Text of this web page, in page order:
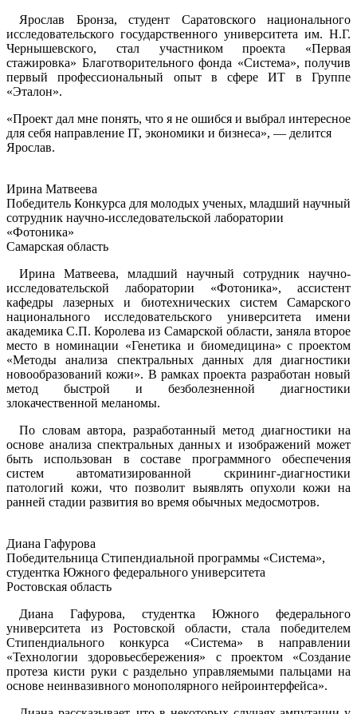
Ярослав Бронза, студент Саратовского национального
исследовательского государственного университета им. Н.Г.
Чернышевского, стал участником проекта «Первая
стажировка» Благотворительного фонда «Система», получив
первый профессиональный опыт в сфере ИТ в Группе
«Эталон».
«Проект дал мне понять, что я не ошибся и выбрал интересное
для себя направление IT, экономики и бизнеса», — делится
Ярослав.
Ирина Матвеева
Победитель Конкурса для молодых ученых, младший научный
сотрудник научно-исследовательской лаборатории
«Фотоника»
Самарская область
Ирина Матвеева, младший научный сотрудник научно-
исследовательской лаборатории «Фотоника», ассистент
кафедры лазерных и биотехнических систем Самарского
национального исследовательского университета имени
академика С.П. Королева из Самарской области, заняла второе
место в номинации «Генетика и биомедицина» с проектом
«Методы анализа спектральных данных для диагностики
новообразований кожи». В рамках проекта разработан новый
метод быстрой и безболезненной диагностики
злокачественной меланомы.
По словам автора, разработанный метод диагностики на
основе анализа спектральных данных и изображений может
быть использован в составе программного обеспечения
систем автоматизированной скрининг-диагностики
патологий кожи, что позволит выявлять опухоли кожи на
ранней стадии развития во время обычных медосмотров.
Диана Гафурова
Победительница Стипендиальной программы «Система»,
студентка Южного федерального университета
Ростовская область
Диана Гафурова, студентка Южного федерального
университета из Ростовской области, стала победителем
Стипендиального конкурса «Система» в направлении
«Технологии здоровьесбережения» с проектом «Создание
протеза кисти руки с раздельно управляемыми пальцами на
основе неинвазивного монополярного нейроинтерфейса».